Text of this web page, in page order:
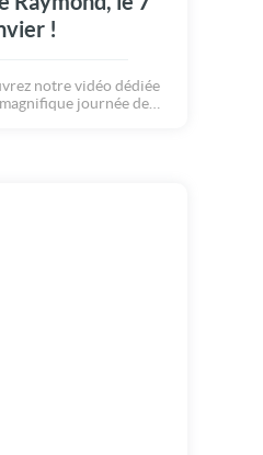
!
notre vidéo dédiée
journée de